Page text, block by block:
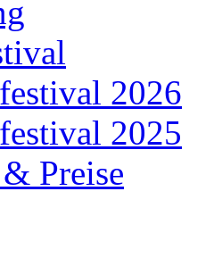
2026
2025
Preise